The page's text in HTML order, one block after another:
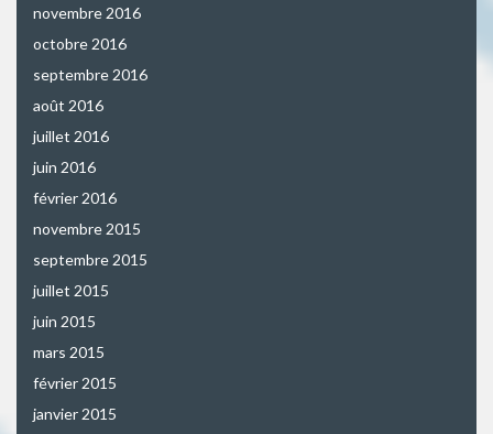
novembre 2016
octobre 2016
septembre 2016
août 2016
juillet 2016
juin 2016
février 2016
novembre 2015
septembre 2015
juillet 2015
juin 2015
mars 2015
février 2015
janvier 2015